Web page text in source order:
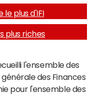
le plus d'IFI
plus riches
l'ensemble des
des Finances
pour l'ensemble des